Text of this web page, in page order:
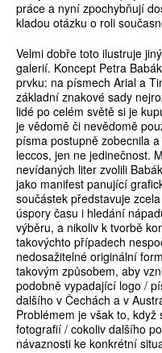
práce a nyní zpochybňují
kladou otázku o roli
Velmi dobře toto ilustruje
galerií. Koncept Petra
prvku: na písmech Arial a
základní znakové sady
lidé po celém světě si je
je vědomě či nevědomě
písma postupně zobecnila
leccos, jen ne jedinečnost.
nevídaných liter zvolili
jako manifest panující
součástek představuje
úspory času i hledání
výběru, a nikoliv k tvorbě
takovýchto případech
nedosažitelné originální
takovým způsobem, aby
podobně vypadající logo /
dalšího v Čechách a v
Problémem je však to,
fotografií / cokoliv dalšího
návaznosti ke konkrétní